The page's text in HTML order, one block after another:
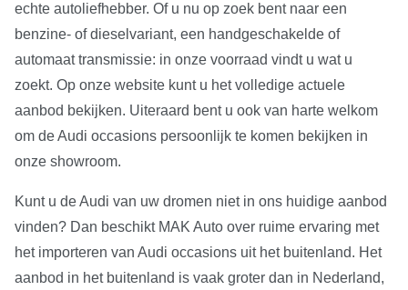
echte autoliefhebber. Of u nu op zoek bent naar een
benzine- of dieselvariant, een handgeschakelde of
automaat transmissie: in onze voorraad vindt u wat u
zoekt. Op onze website kunt u het volledige actuele
aanbod bekijken. Uiteraard bent u ook van harte welkom
om de Audi occasions persoonlijk te komen bekijken in
onze showroom.
Kunt u de Audi van uw dromen niet in ons huidige aanbod
vinden? Dan beschikt MAK Auto over ruime ervaring met
het importeren van Audi occasions uit het buitenland. Het
aanbod in het buitenland is vaak groter dan in Nederland,